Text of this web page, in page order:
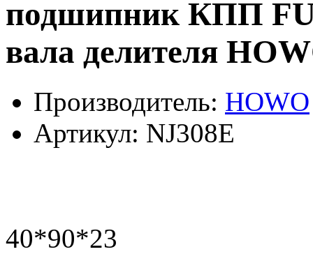
подшипник КПП
вала делителя
Производитель: HOWO
Артикул: NJ308E
40*90*23